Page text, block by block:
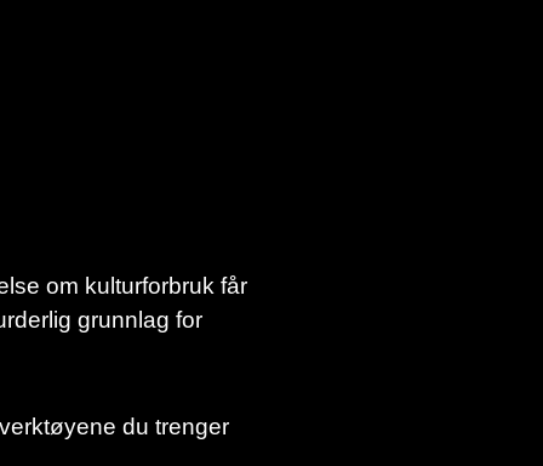
om kulturforbruk får
grunnlag for
du trenger